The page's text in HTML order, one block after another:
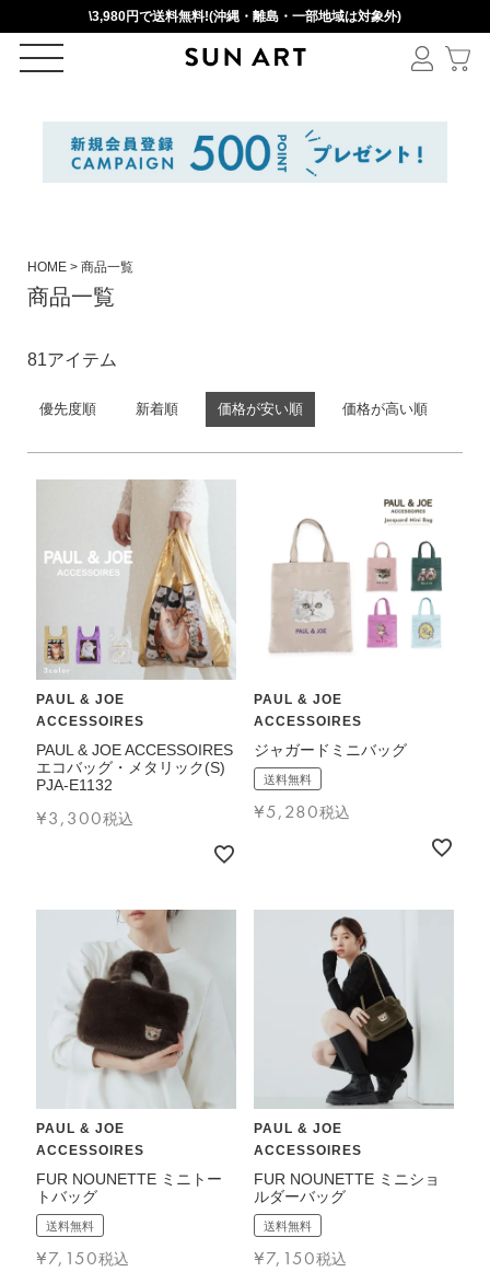
\3,980円で送料無料!(沖縄・離島・一部地域は対象外)
ログイン
円(税込)
検索
ボストンバッグ
バッグその他
長財布
コンパクト財布
コインケース
トラベルウォレット
HOME 商品一覧
商品一覧
優先度順 新着順 価格が安い順 価格が高い順
81
PAUL & JOE
ACCESSOIRES
PAUL & JOE ACCESSOIRES
エコバッグ・メタリック(S)
PJA-E1132
¥3,300税込
PAUL & JOE
ACCESSOIRES
ジャガードミニバッグ
送料無料
¥5,280税込
PAUL & JOE
ACCESSOIRES
FUR NOUNETTE ミニトー
トバッグ
送料無料
¥7,150税込
PAUL & JOE
ACCESSOIRES
FUR NOUNETTE ミニショ
ルダーバッグ
送料無料
¥7,150税込